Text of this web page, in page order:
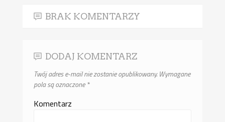
BRAK KOMENTARZY
DODAJ KOMENTARZ
Twój adres e-mail nie zostanie opublikowany.Wymagane
pola są oznaczone*
Komentarz